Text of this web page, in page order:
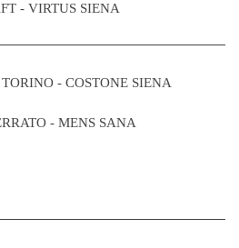
- VIRTUS SIENA
- COSTONE SIENA
- MENS SANA